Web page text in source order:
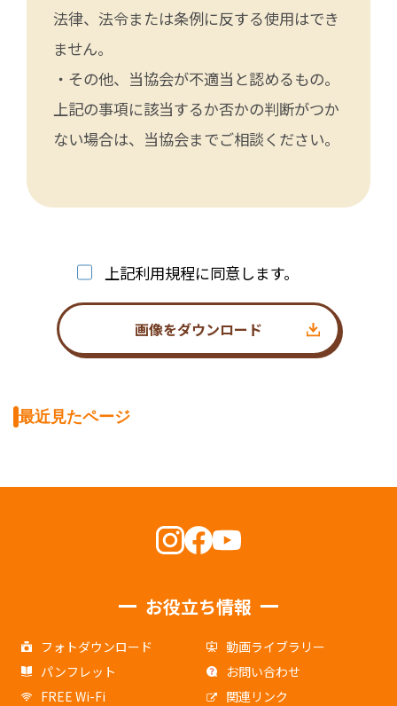
法律、法令または条例に反する使用はでき
ません。
・その他、当協会が不適当と認めるもの。
上記の事項に該当するか否かの判断がつか
ない場合は、当協会までご相談ください。
上記利用規程に同意します。
画像をダウンロード
最近見たページ
お役立ち情報
フォトダウンロード
動画ライブラリー
パンフレット
お問い合わせ
FREE Wi-Fi
関連リンク